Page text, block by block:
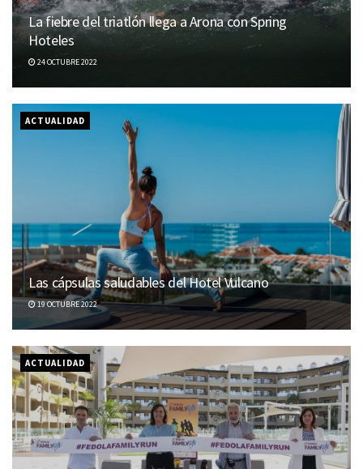
La fiebre del triatlón llega a Arona con Spring
Hoteles
24 OCTUBRE 2022
ACTUALIDAD
Las cápsulas saludables del Hotel Vulcano
19 OCTUBRE 2022
ACTUALIDAD